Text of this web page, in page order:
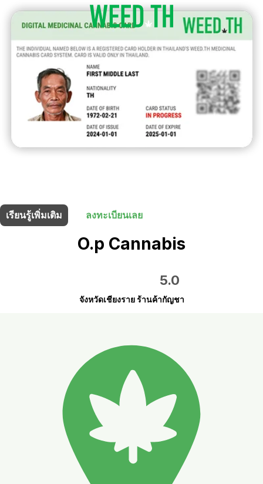
เรียนรู้เพิ่มเติม
ลงทะเบียนเลย
O.p Cannabis
5.0
จังหวัดเชียงราย ร้านค้ากัญชา